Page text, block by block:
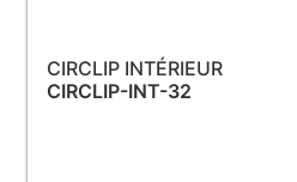
CIRCLIP INTÉRIEUR
CIRCLIP-INT-32